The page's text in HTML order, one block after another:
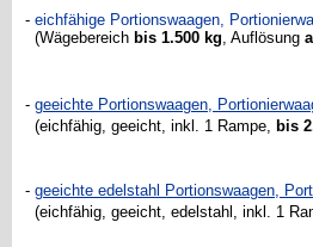
- eichfähige Portionswaagen,
(Wägebereich bis 1.500 kg, Auflösung
- geeichte Portionswaagen,
(eichfähig, geeicht, inkl. 1 Rampe, bis
- geeichte edelstahl Portionswaagen,
(eichfähig, geeicht, edelstahl, inkl. 1